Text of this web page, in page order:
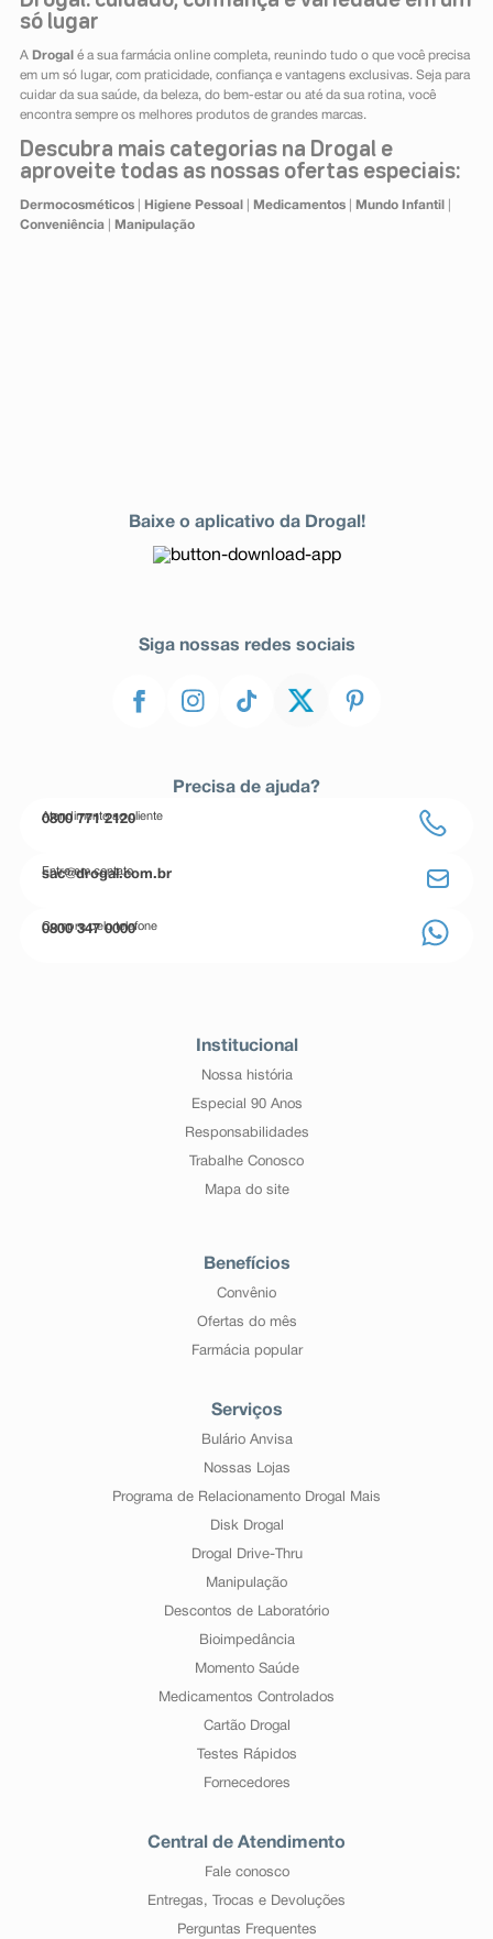
só lugar
A Drogal é a sua farmácia online completa, reunindo tudo o que você precisa
em um só lugar, com praticidade, confiança e vantagens exclusivas. Seja para
cuidar da sua saúde, da beleza, do bem-estar ou até da sua rotina, você
encontra sempre os melhores produtos de grandes marcas.
Descubra mais categorias na Drogal e
aproveite todas as nossas ofertas especiais:
Dermocosméticos| Higiene Pessoal Medicamentos| Mundo Infantil
Conveniência| Manipulação
Baixe o aplicativo da Drogal!
Siga nossas redes sociais
Precisa de ajuda?
Atendimento ao cliente
0800 771 2120
Entre em contato
sac@drogal.com.br
Compre pelo telefone
0800 347 0000
Institucional
Nossa história
Especial 90 Anos
Responsabilidades
Trabalhe Conosco
Mapa do site
Benefícios
Convênio
Ofertas do mês
Farmácia popular
Serviços
Bulário Anvisa
Nossas Lojas
Programa de Relacionamento Drogal Mais
Disk Drogal
Drogal Drive-Thru
Manipulação
Descontos de Laboratório
Bioimpedância
Momento Saúde
Medicamentos Controlados
Cartão Drogal
Testes Rápidos
Fornecedores
Central de Atendimento
Fale conosco
Entregas, Trocas e Devoluções
Perguntas Frequentes